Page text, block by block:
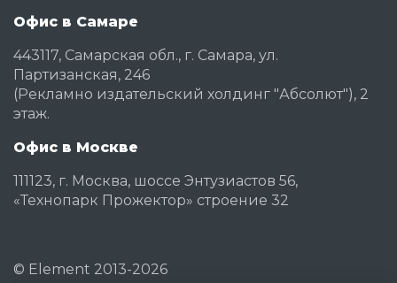
Офис в Самаре
443117, Самарская обл., г. Самара, ул.
Партизанская, 246
(Рекламно издательский холдинг "Абсолют"), 2
этаж.
Офис в Москве
111123, г. Москва, шоссе Энтузиастов 56,
«Технопарк Прожектор» строение 32
© Element 2013-2026